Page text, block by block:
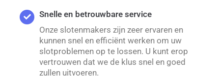
Snelle en betrouwbare service
Onze slotenmakers zijn zeer ervaren en
kunnen snel en efficiënt werken om uw
slotproblemen op te lossen. U kunt erop
vertrouwen dat we de klus snel en goed
zullen uitvoeren.